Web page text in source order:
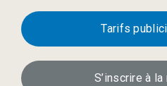
Tarifs
S’inscrire à